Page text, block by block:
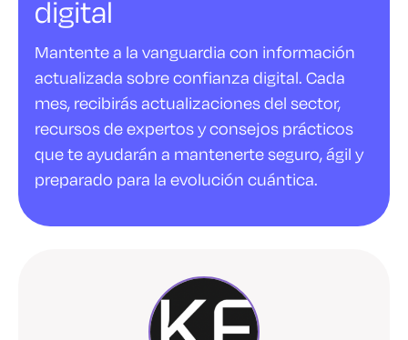
digital
Mantente a la vanguardia con información
actualizada sobre confianza digital. Cada
mes, recibirás actualizaciones del sector,
recursos de expertos y consejos prácticos
que te ayudarán a mantenerte seguro, ágil y
preparado para la evolución cuántica.